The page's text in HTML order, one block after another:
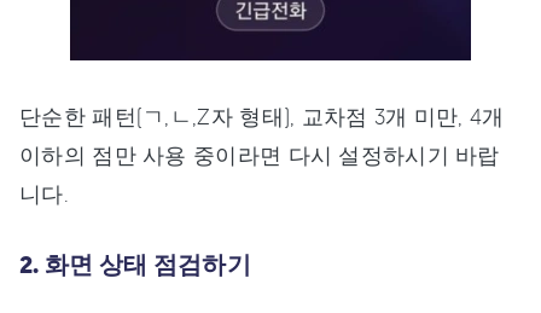
단순한 패턴(ㄱ,ㄴ,Z자 형태), 교차점 3개 미만, 4개
이하의 점만 사용 중이라면 다시 설정하시기 바랍
니다.
2. 화면 상태 점검하기